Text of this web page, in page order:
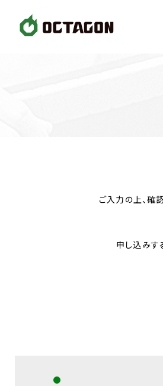
ご入力の上、確
申し込みす